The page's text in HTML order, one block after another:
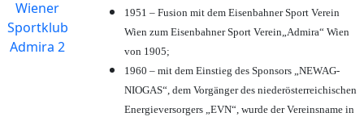
1951 – Fusion mit dem Eisenbahner Sport Verein
Wien zum Eisenbahner Sport Verein„Admira“ Wien
von 1905;
1960 – mit dem Einstieg des Sponsors „NEWAG-
NIOGAS“, dem Vorgänger des niederösterreichischen
Energieversorgers „EVN“, wurde der Vereinsname in